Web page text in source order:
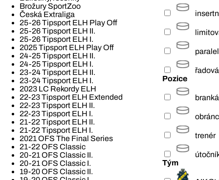
Brožury SportZoo
Česká Extraliga
25-26 Tipsport ELH Play Off
25-26 Tipsport ELH II.
25-26 Tipsport ELH I.
2025 Tipsport ELH Play Off
24-25 Tipsport ELH II.
24-25 Tipsport ELH I.
23-24 Tipsport ELH II.
23-24 Tipsport ELH I.
2023 LC Rekordy ELH
22-23 Tipsport ELH Extended
22-23 Tipsport ELH II.
22-23 Tipsport ELH I.
21-22 Tipsport ELH II.
21-22 Tipsport ELH I.
2021 OFS The Final Series
21-22 OFS Classic
20-21 OFS Classic II.
20-21 OFS Classic I.
19-20 OFS Classic II.
řadová
Pozice
trenér
Tým